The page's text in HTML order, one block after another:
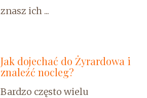
znasz ich ...
Jak dojechać do Żyrardowa i
znaleźć nocleg?
Bardzo często wielu